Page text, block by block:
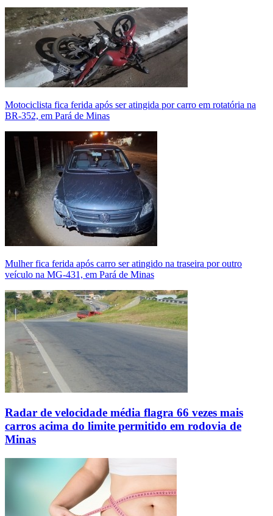
Motociclista fica ferida após ser atingida por carro em rotatória na
BR-352, em Pará de Minas
Mulher fica ferida após carro ser atingido na traseira por outro
veículo na MG-431, em Pará de Minas
Radar de velocidade média flagra 66 vezes mais
carros acima do limite permitido em rodovia de
Minas